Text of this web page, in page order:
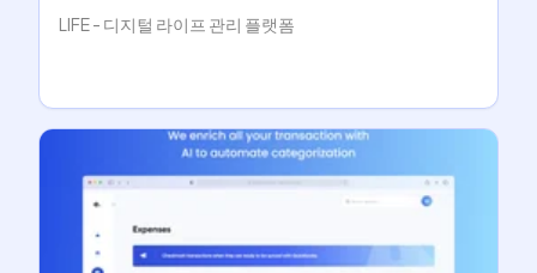
LIFE - 디지털 라이프 관리 플랫폼